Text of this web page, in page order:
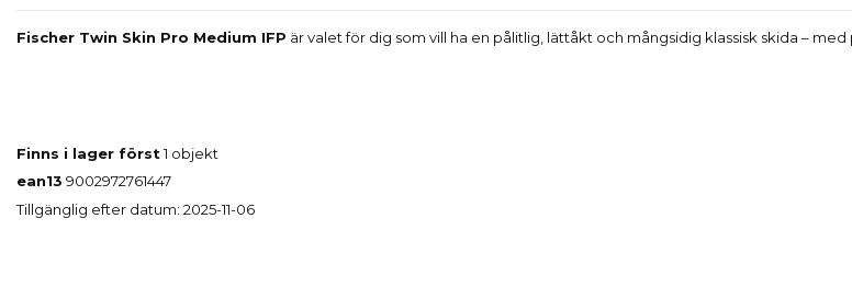
Fischer Twin Skin Pro Medium IFP är valet för dig som vill ha en pålitlig, lättåkt och mångsidig klassisk skida –
Finns i lager först1 objekt
ean13 9002972761447
Tillgänglig efter datum: 2025-11-06